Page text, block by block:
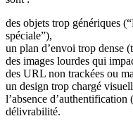
des objets trop génériques
spéciale”),
un plan d’envoi trop dense
des images lourdes qui
des URL non trackées ou
un design trop chargé
l’absence
délivrabilité.